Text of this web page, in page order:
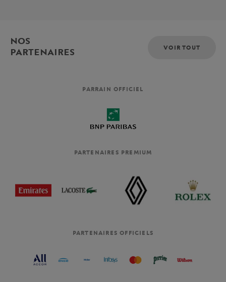
NOS
PARTENAIRES
VOIR TOUT
PARRAIN OFFICIEL
PARTENAIRES PREMIUM
PARTENAIRES OFFICIELS